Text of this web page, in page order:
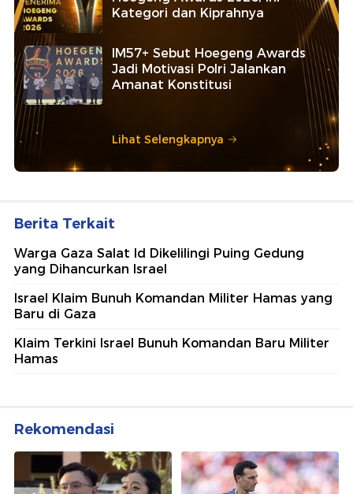
Kategori dan Kiprahnya
IM57+ Sebut Hoegeng Awards
Jadi Motivasi Polri Jalankan
Amanat Konstitusi
Lihat Selengkapnya
Berita Terkait
Warga Gaza Salat Id Dikelilingi Puing Gedung
yang Dihancurkan Israel
Israel Klaim Bunuh Komandan Militer Hamas yang
Baru di Gaza
Klaim Terkini Israel Bunuh Komandan Baru Militer
Hamas
Rekomendasi